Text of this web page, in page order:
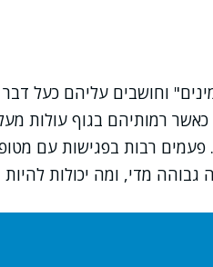
וחושבים עליהם כעל דבר
רמותיהם בגוף עולות
פעמים רבות בפגישות עם